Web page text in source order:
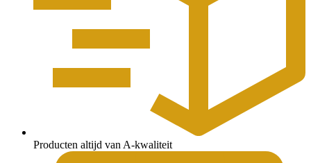
Producten altijd van A-kwaliteit